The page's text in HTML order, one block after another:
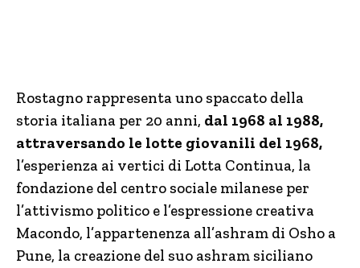
Rostagno rappresenta uno spaccato della
storia italiana per 20 anni, dal 1968 al 1988,
attraversando le lotte giovanili del 1968,
l’esperienza ai vertici di Lotta Continua, la
fondazione del centro sociale milanese per
l’attivismo politico e l’espressione creativa
Macondo, l’appartenenza all’ashram di Osho a
Pune, la creazione del suo ashram siciliano